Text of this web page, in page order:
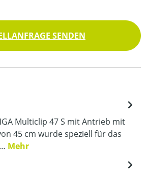
SENDEN
Multiclip 47 S mit Antrieb mit
45 cm wurde speziell für das
Mehr